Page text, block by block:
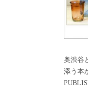
奥渋谷
添う本